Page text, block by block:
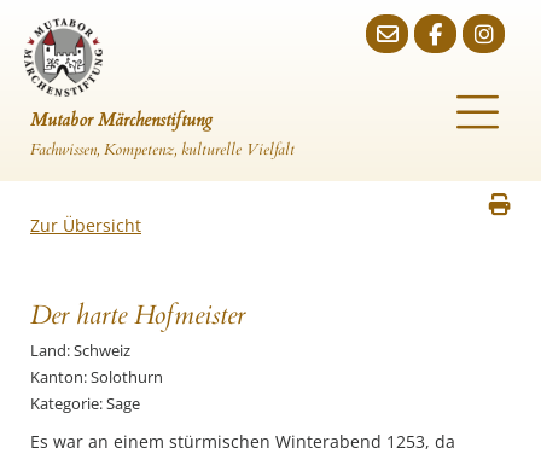
Mutabor Märchenstiftung
Fachwissen, Kompetenz, kulturelle Vielfalt
Zur Übersicht
Der harte Hofmeister
Land: Schweiz
Kanton: Solothurn
Kategorie: Sage
Es war an einem stürmischen Winterabend 1253, da